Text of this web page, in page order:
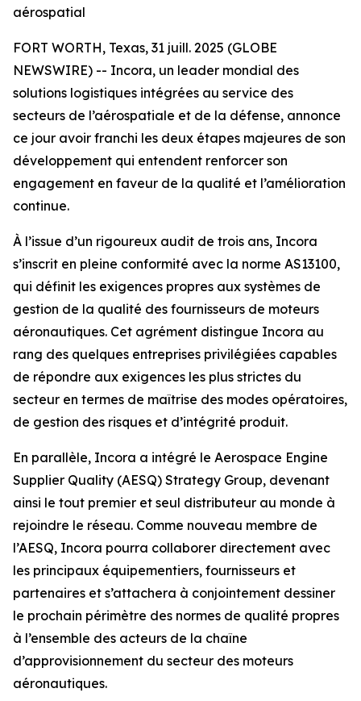
aérospatial
FORT WORTH, Texas, 31 juill. 2025 (GLOBE
NEWSWIRE) -- Incora, un leader mondial des
solutions logistiques intégrées au service des
secteurs de l’aérospatiale et de la défense, annonce
ce jour avoir franchi les deux étapes majeures de son
développement qui entendent renforcer son
engagement en faveur de la qualité et l’amélioration
continue.
À l’issue d’un rigoureux audit de trois ans, Incora
s’inscrit en pleine conformité avec la norme AS13100,
qui définit les exigences propres aux systèmes de
gestion de la qualité des fournisseurs de moteurs
aéronautiques. Cet agrément distingue Incora au
rang des quelques entreprises privilégiées capables
de répondre aux exigences les plus strictes du
secteur en termes de maîtrise des modes opératoires,
de gestion des risques et d’intégrité produit.
En parallèle, Incora a intégré le Aerospace Engine
Supplier Quality (AESQ) Strategy Group, devenant
ainsi le tout premier et seul distributeur au monde à
rejoindre le réseau. Comme nouveau membre de
l’AESQ, Incora pourra collaborer directement avec
les principaux équipementiers, fournisseurs et
partenaires et s’attachera à conjointement dessiner
le prochain périmètre des normes de qualité propres
à l’ensemble des acteurs de la chaîne
d’approvisionnement du secteur des moteurs
aéronautiques.